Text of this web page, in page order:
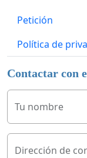
Petición
Política de
Contactar con
Tu nombre
Dirección de